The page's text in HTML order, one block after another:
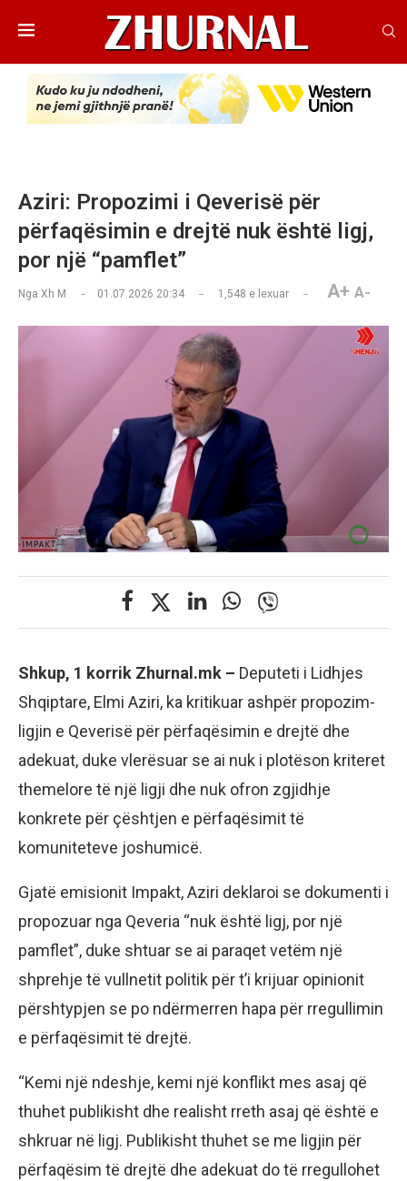
Aziri: Propozimi i Qeverisë për
përfaqësimin e drejtë nuk është ligj,
por një “pamflet”
Nga Xh M 01.07.2026 20:34 1,548 e lexuar A+ A-
Shkup, 1 korrik Zhurnal.mk – Deputeti i Lidhjes
Shqiptare, Elmi Aziri, ka kritikuar ashpër propozim-
ligjin e Qeverisë për përfaqësimin e drejtë dhe
adekuat, duke vlerësuar se ai nuk i plotëson kriteret
themelore të një ligji dhe nuk ofron zgjidhje
konkrete për çështjen e përfaqësimit të
komuniteteve joshumicë.
Gjatë emisionit Impakt, Aziri deklaroi se dokumenti i
propozuar nga Qeveria “nuk është ligj, por një
pamflet”, duke shtuar se ai paraqet vetëm një
shprehje të vullnetit politik për t’i krijuar opinionit
përshtypjen se po ndërmerren hapa për rregullimin
e përfaqësimit të drejtë.
“Kemi një ndeshje, kemi një konflikt mes asaj që
thuhet publikisht dhe realisht rreth asaj që është e
shkruar në ligj. Publikisht thuhet se me ligjin për
përfaqësim të drejtë dhe adekuat do të rregullohet